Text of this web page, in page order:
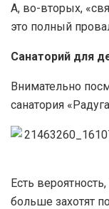
А, во-вторых,
это полный
Санаторий для
Внимательно
санатория
Есть
больше захотят